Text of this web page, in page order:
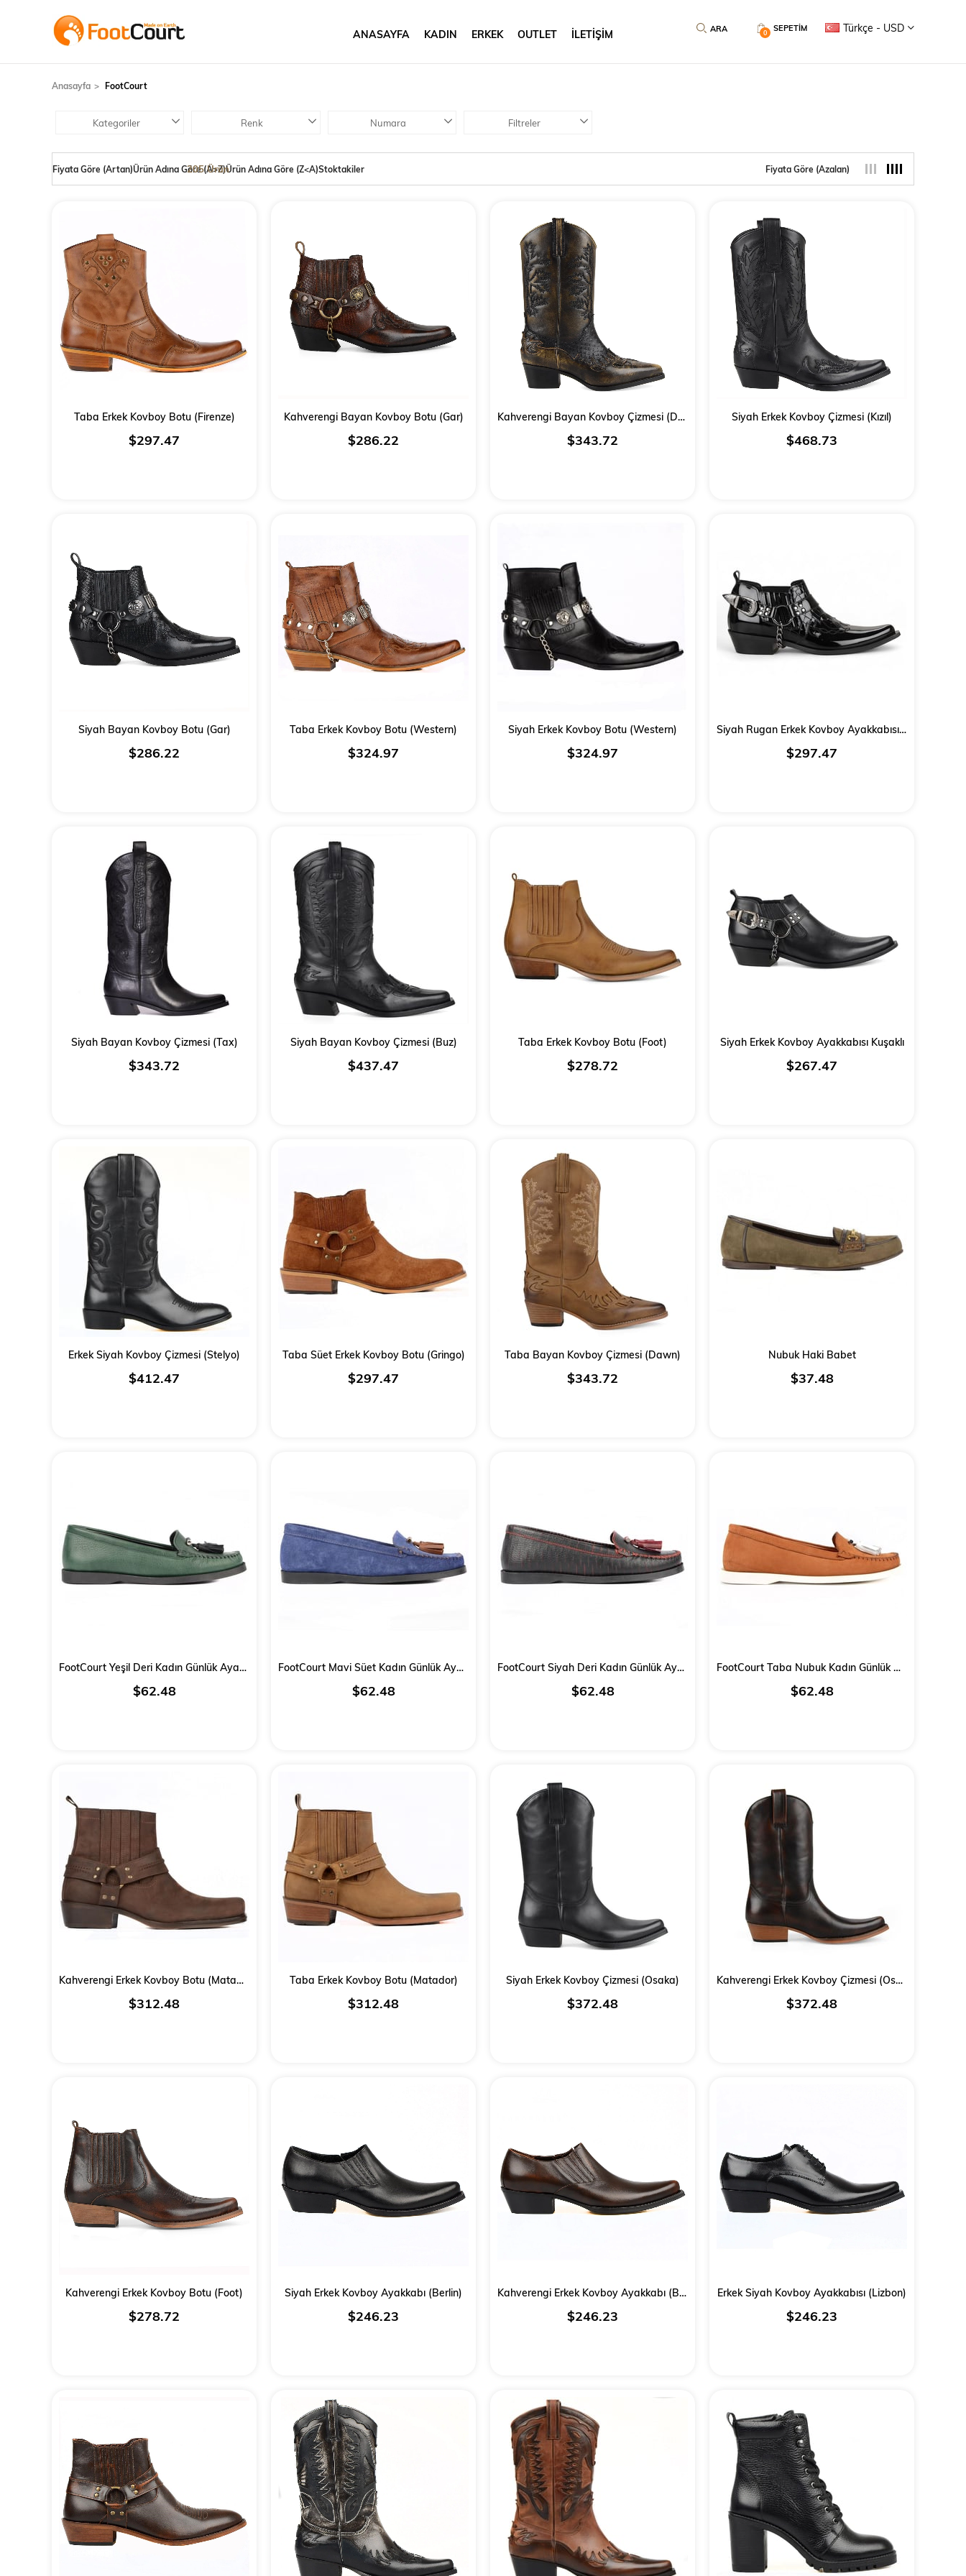
Türkçe - USD
SEPETIM
0
ANASAYFA KADIN ERKEK OUTLET İLETİŞİM
Anasayfa FootCourt
Kategoriler Renk Numara Filtreler
Fiyata Göre (Artan) Fiyata Göre (Azalan)
Ürün Adına Göre (A>Z)Ürün Adına Göre (Z<A)Stoktakiler
205 Ürün
Taba Erkek Kovboy Botu (Firenze)
$297.47
Kahverengi Bayan Kovboy Botu (Gar)
$286.22
Kahverengi Bayan Kovboy Çizmesi (Dawn)
$343.72
Siyah Erkek Kovboy Çizmesi (Kızıl)
$468.73
Siyah Bayan Kovboy Botu (Gar)
$286.22
Taba Erkek Kovboy Botu (Western)
$324.97
Siyah Erkek Kovboy Botu (Western)
$324.97
Siyah Rugan Erkek Kovboy Ayakkabısı (Fas)
$297.47
Siyah Bayan Kovboy Çizmesi (Tax)
$343.72
Siyah Bayan Kovboy Çizmesi (Buz)
$437.47
Taba Erkek Kovboy Botu (Foot)
$278.72
Siyah Erkek Kovboy Ayakkabısı Kuşaklı
$267.47
Erkek Siyah Kovboy Çizmesi (Stelyo)
$412.47
Taba Süet Erkek Kovboy Botu (Gringo)
$297.47
Taba Bayan Kovboy Çizmesi (Dawn)
$343.72
Nubuk Haki Babet
$37.48
FootCourt Yeşil Deri Kadın Günlük Ayakkabı
$62.48
FootCourt Mavi Süet Kadın Günlük Ayakkabı
$62.48
FootCourt Siyah Deri Kadın Günlük Ayakkabı
$62.48
FootCourt Taba Nubuk Kadın Günlük Ayakkabı
$62.48
Kahverengi Erkek Kovboy Botu (Matador)
$312.48
Taba Erkek Kovboy Botu (Matador)
$312.48
Siyah Erkek Kovboy Çizmesi (Osaka)
$372.48
Kahverengi Erkek Kovboy Çizmesi (Osaka)
$372.48
Kahverengi Erkek Kovboy Botu (Foot)
$278.72
Siyah Erkek Kovboy Ayakkabı (Berlin)
$246.23
Kahverengi Erkek Kovboy Ayakkabı (Berlin)
$246.23
Erkek Siyah Kovboy Ayakkabısı (Lizbon)
$246.23